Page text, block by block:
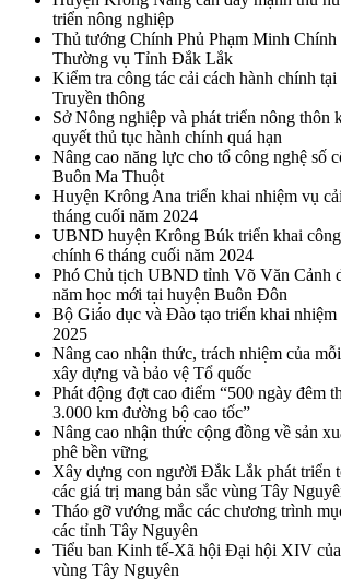
triển nông nghiệp
Thủ tướng Chính Phủ Phạm Minh
Thường vụ Tỉnh Đắk Lắk
Kiểm tra công tác cải cách hành chính
Truyền thông
Sở Nông nghiệp và phát triển nông thôn
quyết thủ tục hành chính quá hạn
Nâng cao năng lực cho tổ công nghệ số
Buôn Ma Thuột
Huyện Krông Ana triển khai nhiệm vụ
tháng cuối năm 2024
UBND huyện Krông Búk triển khai công
chính 6 tháng cuối năm 2024
Phó Chủ tịch UBND tỉnh Võ Văn Cảnh
năm học mới tại huyện Buôn Đôn
Bộ Giáo dục và Đào tạo triển khai
2025
Nâng cao nhận thức, trách nhiệm của
xây dựng và bảo vệ Tổ quốc
Phát động đợt cao điểm “500 ngày đêm
3.000 km đường bộ cao tốc”
Nâng cao nhận thức cộng đồng về sản
phê bền vững
Xây dựng con người Đắk Lắk phát triển
các giá trị mang bản sắc vùng Tây
Tháo gỡ vướng mắc các chương trình
các tỉnh Tây Nguyên
Tiểu ban Kinh tế-Xã hội Đại hội XIV
vùng Tây Nguyên